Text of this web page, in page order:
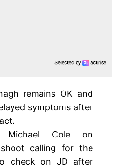
remains OK and
symptoms after
Cole on
calling for the
check on JD after